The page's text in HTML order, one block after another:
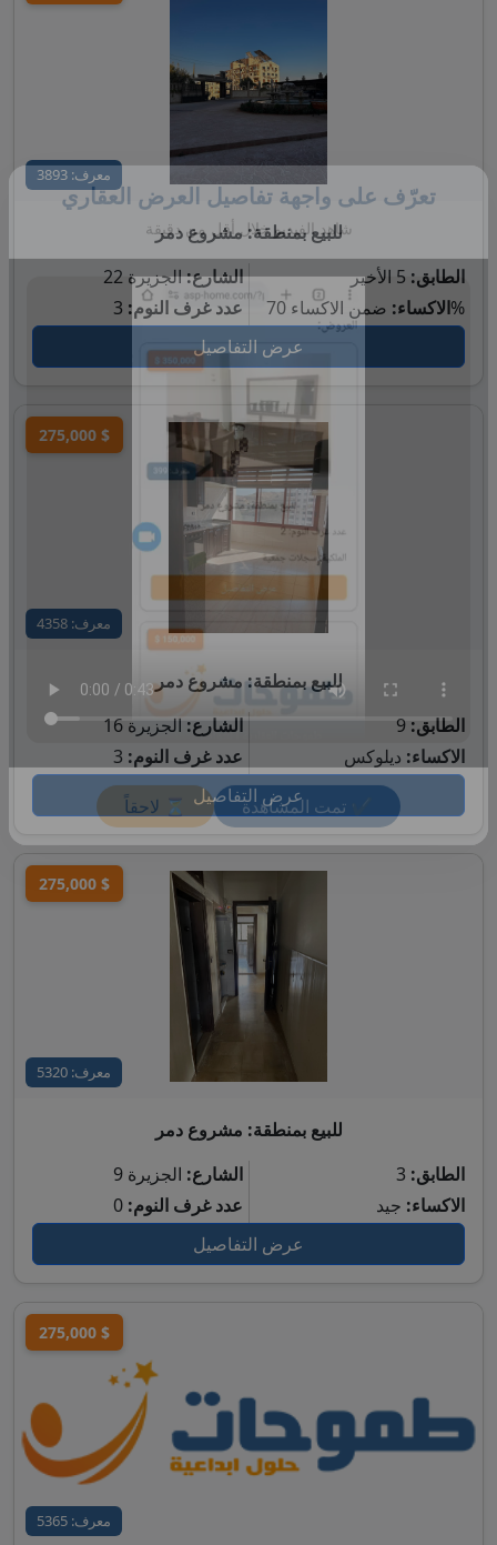
تعرّف على واجهة تفاصيل العرض العقاري
شاهد الفيديو خلال أقل من دقيقة
✔ تمت المشاهدة ⏳ لاحقاً
معرف: 3893
للبيع بمنطقة: مشروع دمر
الشارع:الجزيرة 22
عدد غرف النوم:
الطابق:
الاكساء:ضمن الاكساء 70%
عرض التفاصيل
275,000 $
معرف: 4358
للبيع بمنطقة: مشروع دمر
الشارع:الجزيرة 16
عدد غرف النوم:
الطابق:
الاكساء: ديلوكس
عرض التفاصيل
275,000 $
معرف: 5320
للبيع بمنطقة: مشروع دمر
الشارع: الجزيرة 9
عدد غرف النوم: 0
الطابق:
الاكساء: جيد
عرض التفاصيل
275,000 $
معرف: 5365